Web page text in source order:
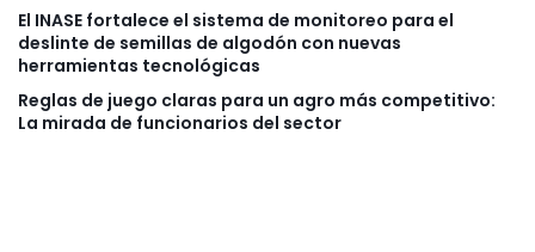
El INASE fortalece el sistema de monitoreo para el
deslinte de semillas de algodón con nuevas
herramientas tecnológicas
Reglas de juego claras para un agro más competitivo:
La mirada de funcionarios del sector